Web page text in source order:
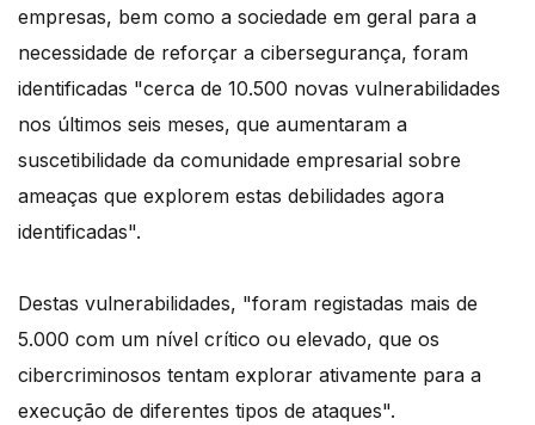
empresas, bem como a sociedade em geral para a
necessidade de reforçar a cibersegurança, foram
identificadas "cerca de 10.500 novas vulnerabilidades
nos últimos seis meses, que aumentaram a
suscetibilidade da comunidade empresarial sobre
ameaças que explorem estas debilidades agora
identificadas".
Destas vulnerabilidades, "foram registadas mais de
5.000 com um nível crítico ou elevado, que os
cibercriminosos tentam explorar ativamente para a
execução de diferentes tipos de ataques".